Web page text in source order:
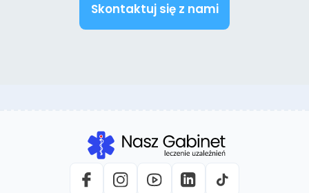
Skontaktuj się z nami